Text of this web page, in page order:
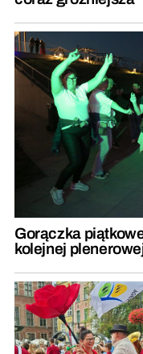
Gorączka
kolejnej